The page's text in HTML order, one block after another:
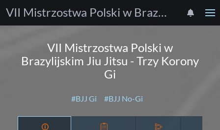
VII Mistrzostwa Polski w Brazylijskim Jiu Jitsu - Trzy Korony Gi
VII Mistrzostwa Polski w
Brazylijskim Jiu Jitsu - Trzy Korony
Gi
#BJJ Gi #BJJ No-Gi